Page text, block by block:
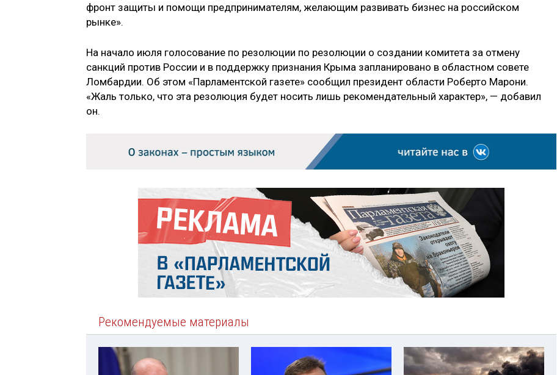
фронт защиты и помощи предпринимателям, желающим развивать бизнес на российском
рынке».
На начало июля голосование по резолюции по резолюции о создании комитета за отмену
санкций против России и в поддержку признания Крыма запланировано в областном совете
Ломбардии. Об этом «Парламентской газете» сообщил президент области Роберто Марони.
«Жаль только, что эта резолюция будет носить лишь рекомендательный характер», — добавил
он.
Рекомендуемые материалы